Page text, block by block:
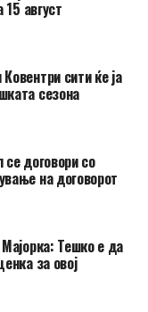
15 август
сити ќе ја
сезона
договори со
на договорот
Тешко е да
за овој